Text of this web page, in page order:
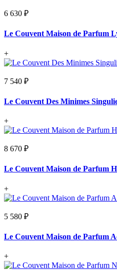
6 630 ₽
Le Couvent Maison de Parfum
+
7 540 ₽
Le Couvent Des Minimes
+
8 670 ₽
Le Couvent Maison de Parfum
+
5 580 ₽
Le Couvent Maison de Parfum
+